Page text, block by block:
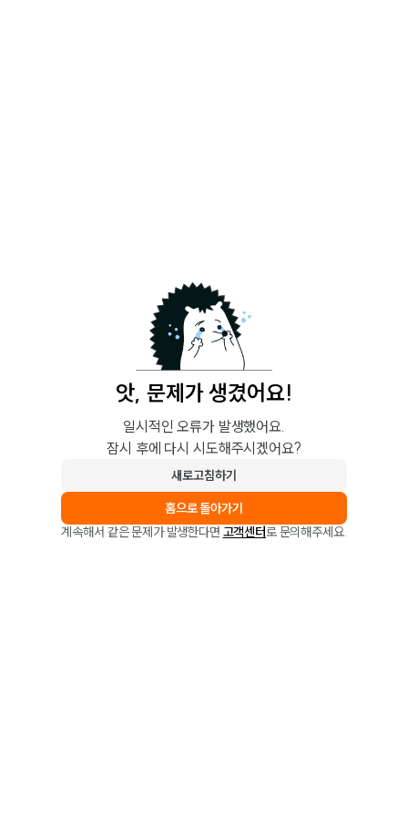
앗, 문제가 생겼어요!
일시적인 오류가 발생했어요.
잠시 후에 다시 시도해주시겠어요?
새로고침하기
홈으로 돌아가기
계속해서 같은 문제가 발생한다면 고객센터로 문의해주세요.